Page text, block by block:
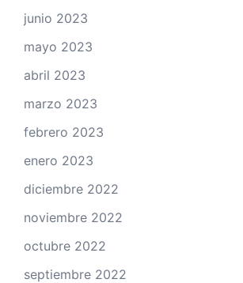
junio 2023
mayo 2023
abril 2023
marzo 2023
febrero 2023
enero 2023
diciembre 2022
noviembre 2022
octubre 2022
septiembre 2022